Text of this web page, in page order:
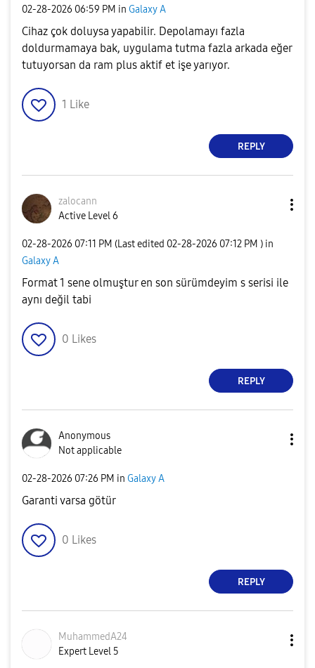
‎02-28-2026 06:59 PM in Galaxy A
Cihaz çok doluysa yapabilir. Depolamayı fazla
doldurmamaya bak, uygulama tutma fazla arkada eğer
tutuyorsan da ram plus aktif et işe yarıyor.
1 Like
REPLY
zalocann
Active Level 6
‎02-28-2026 07:11 PM (Last edited ‎02-28-2026 07:12 PM ) in
Galaxy A
Format 1 sene olmuştur en son sürümdeyim s serisi ile
aynı değil tabi
0 Likes
REPLY
Anonymous
Not applicable
‎02-28-2026 07:26 PM in Galaxy A
Garanti varsa götür
0 Likes
REPLY
MuhammedA24
Expert Level 5